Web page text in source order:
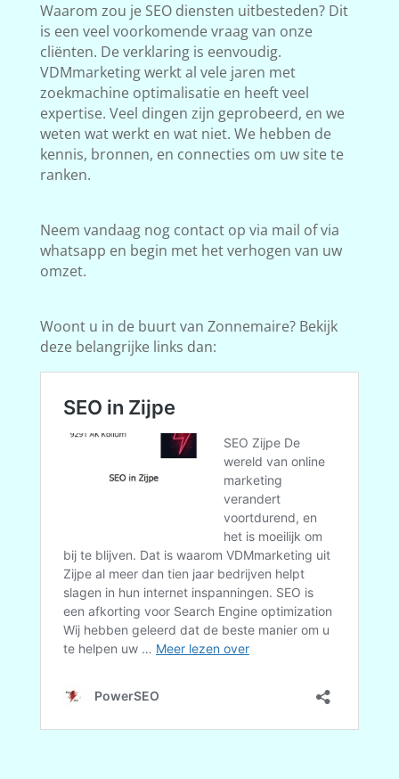
Waarom zou je SEO diensten uitbesteden? Dit
is een veel voorkomende vraag van onze
cliënten. De verklaring is eenvoudig.
VDMmarketing werkt al vele jaren met
zoekmachine optimalisatie en heeft veel
expertise. Veel dingen zijn geprobeerd, en we
weten wat werkt en wat niet. We hebben de
kennis, bronnen, en connecties om uw site te
ranken.
Neem vandaag nog contact op via mail of via
whatsapp en begin met het verhogen van uw
omzet.
Woont u in de buurt van Zonnemaire? Bekijk
deze belangrijke links dan: